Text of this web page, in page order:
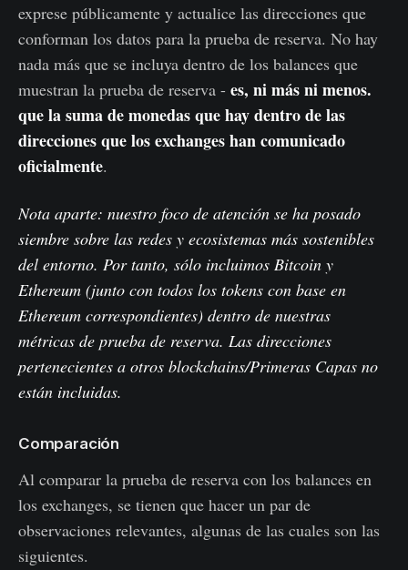
exprese públicamente y actualice las direcciones que
conforman los datos para la prueba de reserva. No hay
nada más que se incluya dentro de los balances que
muestran la prueba de reserva - es, ni más ni menos.
que la suma de monedas que hay dentro de las
direcciones que los exchanges han comunicado
oficialmente.
Nota aparte: nuestro foco de atención se ha posado
siembre sobre las redes y ecosistemas más sostenibles
del entorno. Por tanto, sólo incluimos Bitcoin y
Ethereum (junto con todos los tokens con base en
Ethereum correspondientes) dentro de nuestras
métricas de prueba de reserva. Las direcciones
pertenecientes a otros blockchains/Primeras Capas no
están incluidas.
Comparación
Al comparar la prueba de reserva con los balances en
los exchanges, se tienen que hacer un par de
observaciones relevantes, algunas de las cuales son las
siguientes.